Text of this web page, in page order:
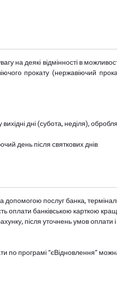
на деякі відмінності в
прокату (нержавіючий
дні (субота, неділя),
день після святкових днів
допомогою послуг банка,
оплати банківською карткою
після уточнень умов оплати
по програмі “єВідновлення”